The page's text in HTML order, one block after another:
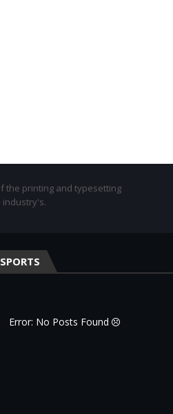
the printing and typesetting
industry's.
Error: No Posts Found